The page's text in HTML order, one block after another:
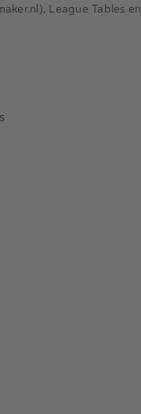
League Tables